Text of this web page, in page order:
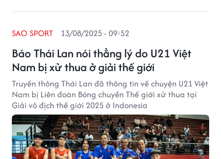
Báo Thái Lan nói thẳng lý do U21 Việt
Nam bị xử thua ở giải thế giới
SAO SPORT 13/08/2025 - 09:52
Truyền thông Thái Lan đã thông tin về chuyện U21 Việt
Nam bị Liên đoàn Bóng chuyền Thế giới xử thua tại
Giải vô địch thế giới 2025 ở Indonesia